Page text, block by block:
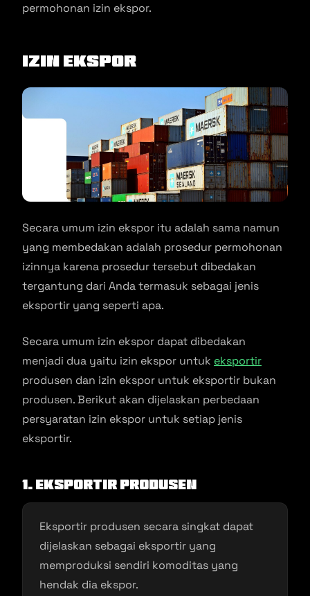
permohonan izin ekspor.
Izin Ekspor
Secara umum izin ekspor itu adalah sama namun
yang membedakan adalah prosedur permohonan
izinnya karena prosedur tersebut dibedakan
tergantung dari Anda termasuk sebagai jenis
eksportir yang seperti apa.
Secara umum izin ekspor dapat dibedakan
menjadi dua yaitu izin ekspor untuk eksportir
produsen dan izin ekspor untuk eksportir bukan
produsen. Berikut akan dijelaskan perbedaan
persyaratan izin ekspor untuk setiap jenis
eksportir.
1. Eksportir Produsen
Eksportir produsen secara singkat dapat
dijelaskan sebagai eksportir yang
memproduksi sendiri komoditas yang
hendak dia ekspor.